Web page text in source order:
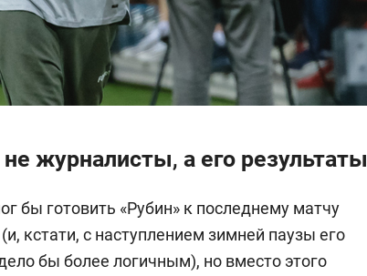
журналисты, а его результаты
бы готовить «Рубин» к последнему матчу
кстати, с наступлением зимней паузы его
бы более логичным), но вместо этого